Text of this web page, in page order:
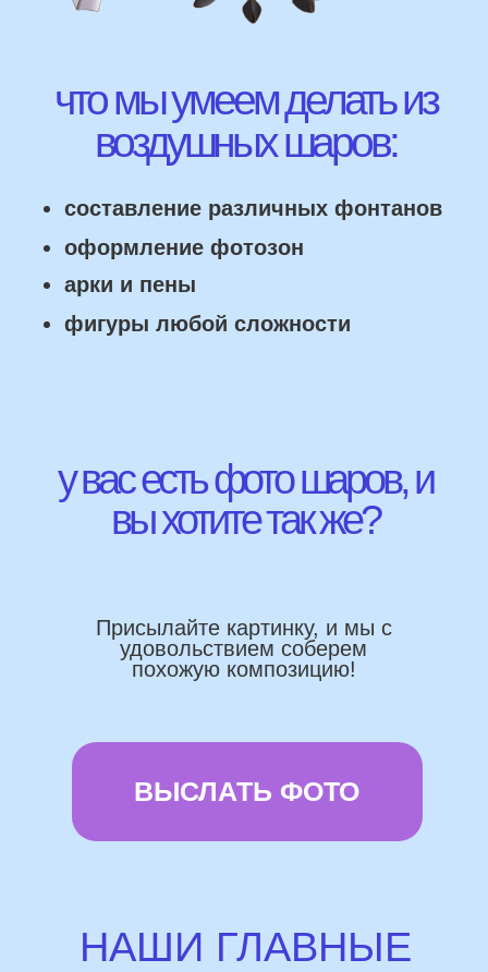
ВЫСЛАТЬ ФОТО
Работаем напрямую, без посредника
Предоставляем гарантию полета
Бонусы и скидки постоянным
покупателям
НАШИ ГЛАВНЫЕ
ПРЕИМУЩЕСТВА